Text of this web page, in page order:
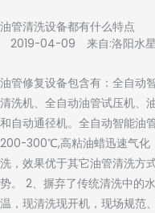
油管清洗设备都有什么特点
2019-04-09 来自:洛阳水星
油管修复设备包含有：全自动
清洗机、全自动油管试压机、
和自动通径机。全自动智能油
200-300℃,高粘油蜡迅速气化
洗，效果优于其它油管清洗方
势。 2、摒弃了传统清洗中的
温，现清洗现开机，现场规范